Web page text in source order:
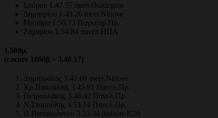
Σπύρου 1.47.57 meet.Oordegem
Δημητρίου 1.49.26 meet.Ninove
Μισιάρα 1.50.72 Παγκύπρ.Πρ.
Ζαχαρίου 1.54.84 πανεπ.ΗΠΑ
1.500μ.
(r.score 1000β = 3.48.17)
Δημητράκης 3.42.69 meet.Ninove
Χρ.Παπούλιας 3.45.91 Πανελ.Πρ.
Πετρουλάκης 3.48.42 Πανελ.Πρ.
Ν.Σταμούλης 3.53.14 Πανελ.Πρ.
Π.Παπαϊωάννου 3.53.34 βαλκαν.Κ20